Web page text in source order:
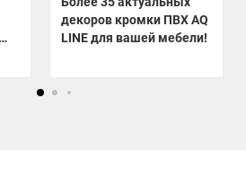
декоров кромки ПВХ AQ
LINE для вашей мебели!